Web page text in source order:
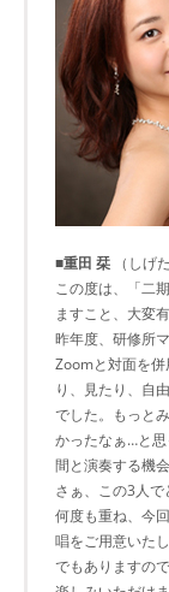
■重田 栞 （しげ
この度は、「二
ますこと、大変
昨年度、研修所
Zoomと対面を
り、見たり、自
でした。もっと
かったなぁ…と
間と演奏する機
さぁ、この3人
何度も重ね、今
唱をご用意いた
でもありますの